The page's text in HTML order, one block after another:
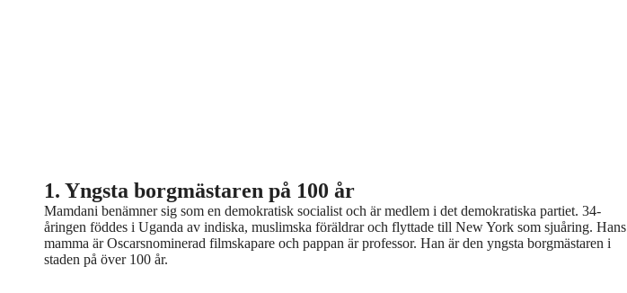
1. Yngsta borgmästaren på 100 år
Mamdani benämner sig som en demokratisk socialist och är medlem i det demokratiska partiet. 34-
åringen föddes i Uganda av indiska, muslimska föräldrar och flyttade till New York som sjuåring. Hans
mamma är Oscarsnominerad filmskapare och pappan är professor. Han är den yngsta borgmästaren i
staden på över 100 år.